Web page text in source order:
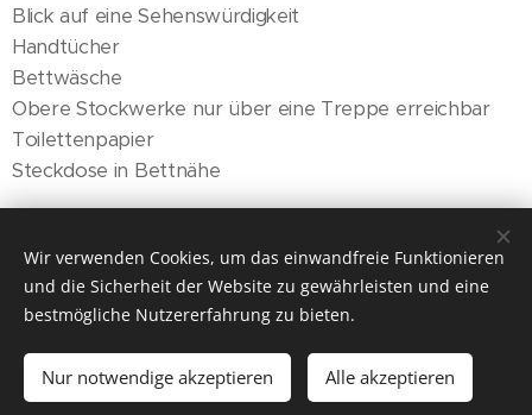
Blick auf eine Sehenswürdigkeit
Handtücher
Bettwäsche
Obere Stockwerke nur über eine Treppe erreichbar
Toilettenpapier
Steckdose in Bettnähe
Reservationen +43 676 777 1127
Cookies
Deutsch
English
Wir verwenden Cookies, um das einwandfreie Funktionieren
und die Sicherheit der Website zu gewährleisten und eine
bestmögliche Nutzererfahrung zu bieten.
Nur notwendige akzeptieren Alle akzeptieren